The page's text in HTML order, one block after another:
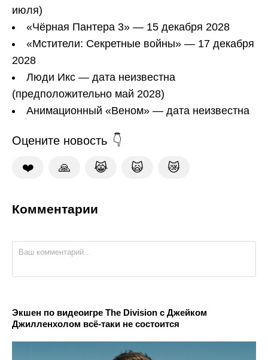
июля)
«Чёрная Пантера 3» — 15 декабря 2028
«Мстители: Секретные войны» — 17 декабря
2028
Люди Икс — дата неизвестна
(предположительно май 2028)
Анимационный «Веном» — дата неизвестна
Оцените новость
❤️ 🙏 😹 🙀 😿
Комментарии
Экшен по видеоигре The Division с Джейком
Джилленхолом всё-таки не состоится